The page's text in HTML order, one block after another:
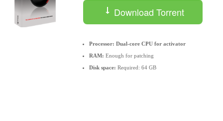
Download Torrent
Processor: Dual-core CPU for activator
RAM: Enough for patching
Disk space: Required: 64 GB